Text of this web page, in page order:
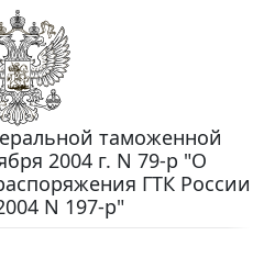
таможенной
2004 г. N 79-р "О
ГТК России
N 197-р"